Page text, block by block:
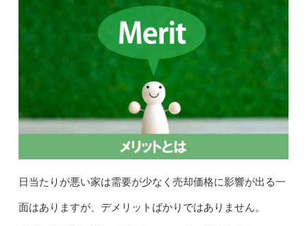
日当たりが悪い家は需要が少なく売却価格に影響が出る一
面はありますが、デメリットばかりではありません。